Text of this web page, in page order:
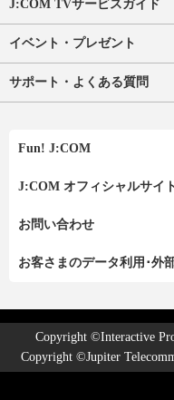
J:COM TVサービスガイド
イベント・プレゼント
サポート・よくある質問
Fun! J:COM
J:COM オフィシャルサイ
お問い合わせ
お客さまのデータ利用･外
Copyright ©Interactive
Copyright ©Jupiter